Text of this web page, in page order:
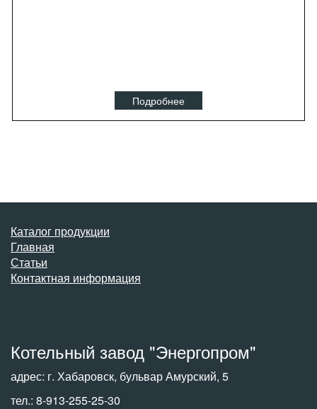
Подробнее
Каталог продукции
Главная
Статьи
Контактная информация
Котельный завод "Энергопром"
адрес: г. Хабаровск, бульвар Амурский, 5
тел.: 8-913-255-25-30